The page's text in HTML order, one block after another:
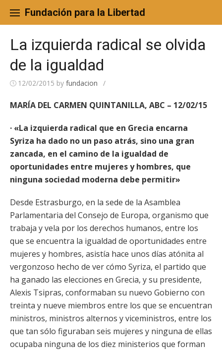
content
Fundación para la Libertad
La izquierda radical se olvida
de la igualdad
12/02/2015 by fundacion /
MARÍA DEL CARMEN QUINTANILLA, ABC – 12/02/15
· «La izquierda radical que en Grecia encarna
Syriza ha dado no un paso atrás, sino una gran
zancada, en el camino de la igualdad de
oportunidades entre mujeres y hombres, que
ninguna sociedad moderna debe permitir»
Desde Estrasburgo, en la sede de la Asamblea
Parlamentaria del Consejo de Europa, organismo que
trabaja y vela por los derechos humanos, entre los
que se encuentra la igualdad de oportunidades entre
mujeres y hombres, asistía hace unos días atónita al
vergonzoso hecho de ver cómo Syriza, el partido que
ha ganado las elecciones en Grecia, y su presidente,
Alexis Tsipras, conformaban su nuevo Gobierno con
treinta y nueve miembros entre los que se encuentran
ministros, ministros alternos y viceministros, entre los
que tan sólo figuraban seis mujeres y ninguna de ellas
ocupaba ninguna de los diez ministerios que forman